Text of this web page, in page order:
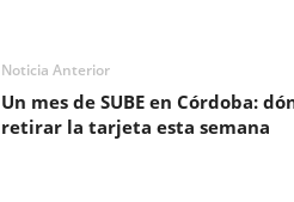
Noticia Anterior
Un mes de SUBE en Córdoba:
retirar la tarjeta esta semana